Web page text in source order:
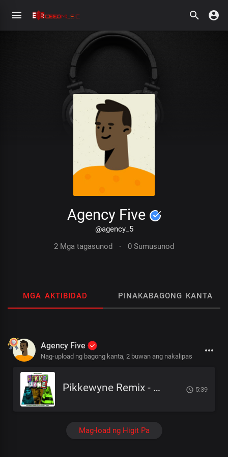
Agency Five
@agency_5
2 Mga tagasunod
· 0 Sumusunod
MGA AKTIBIDAD PINAKABAGONG KANTA
Agency Five
Nag-upload ng bagong kanta, 2 buwan ang nakalipas
Pikkewyne Remix - Mega x Chakie ft Meneer Cee, Jay Music & Naiidy 5:39
Mag-load ng Higit Pa